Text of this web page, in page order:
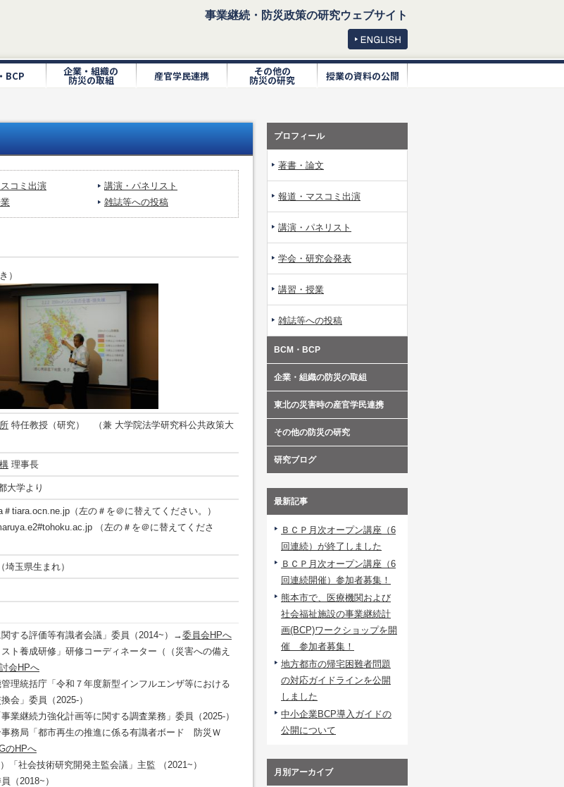
事業継続・防災政策の研究ウェブサイト
BCP 企業・組織の
防災の取組 産官学民連携 その他の
防災の研究 授業の資料の公開
コミ出演
講演・パネリスト
雑誌等への投稿
）
特任教授（研究） （兼 大学院法学研究科公共政策大
理事長
大学より
tiara.ocn.ne.jp（左の＃を＠に替えてください。）
（左の＃を＠に替えてくださ
玉県生まれ）
する評価等有識者会議」委員（2014~）→委員会HPへ
ト養成研修」研修コーディネーター（（災害への備え
会HPへ
理統括庁「令和７年度新型インフルエンザ等における
会」委員（2025-）
業継続力強化計画等に関する調査業務」委員（2025-）
務局「都市再生の推進に係る有識者ボード 防災Ｗ
のHPへ
「社会技術研究開発主監会議」主監 （2021~）
（2018~）
プロフィール
著書・論文
報道・マスコミ出演
講演・パネリスト
学会・研究会発表
講習・授業
雑誌等への投稿
BCM・BCP
企業・組織の防災の取組
東北の災害時の産官学民連携
その他の防災の研究
研究ブログ
最新記事
ＢＣＰ月次オープン講座（6
回連続）が終了しました
ＢＣＰ月次オープン講座（6
回連続開催）参加者募集！
熊本市で、医療機関および
社会福祉施設の事業継続計
画(BCP)ワークショップを開
催 参加者募集！
地方都市の帰宅困難者問題
の対応ガイドラインを公開
しました
中小企業BCP導入ガイドの
公開について
月別アーカイブ